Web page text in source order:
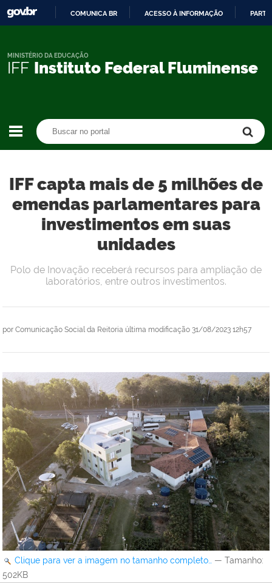
CONTEÚDO
COMUNICA BR ACESSO À INFORMAÇÃO
IFF Instituto Federal Fluminense
MINISTÉRIO DA EDUCAÇÃO
IFF capta mais de 5 milhões de
emendas parlamentares para
investimentos em suas
unidades
por Comunicação Social da Reitoria última modificação 31/08/2023 12h57
Polo de Inovação receberá recursos para ampliação de
laboratórios, entre outros investimentos.
Clique para ver a imagem no tamanho completo… — Tamanho:
502KB